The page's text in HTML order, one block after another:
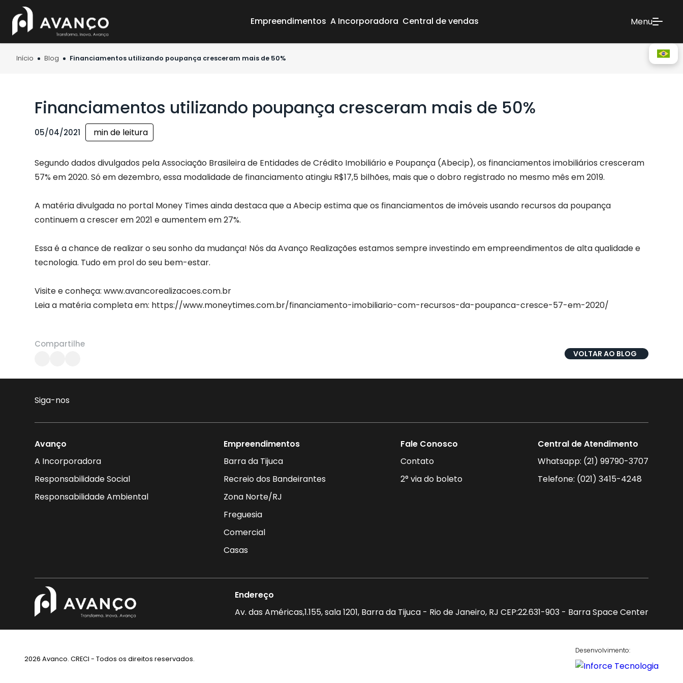
Empreendimentos A Incorporadora Central de vendas Menu
Área do Cliente
A Incorporadora
Central de vendas
Início Blog Financiamentos utilizando poupança cresceram mais de 50%
Financiamentos utilizando poupança cresceram mais de 50%
05/04/2021 min de leitura
Segundo dados divulgados pela Associação Brasileira de Entidades de Crédito Imobiliário e Poupança (Abecip), os financiamentos imobiliários cresceram
57% em 2020. Só em dezembro, essa modalidade de financiamento atingiu R$17,5 bilhões, mais que o dobro registrado no mesmo mês em 2019.
A matéria divulgada no portal Money Times ainda destaca que a Abecip estima que os financiamentos de imóveis usando recursos da poupança
continuem a crescer em 2021 e aumentem em 27%.
Essa é a chance de realizar o seu sonho da mudança! Nós da Avanço Realizações estamos sempre investindo em empreendimentos de alta qualidade e
tecnologia. Tudo em prol do seu bem-estar.
Visite e conheça: www.avancorealizacoes.com.br
Leia a matéria completa em: https://www.moneytimes.com.br/financiamento-imobiliario-com-recursos-da-poupanca-cresce-57-em-2020/
Compartilhe
VOLTAR AO BLOG
Siga-nos
Avanço
A Incorporadora
Responsabilidade Social
Responsabilidade Ambiental
Empreendimentos
Barra da Tijuca
Recreio dos Bandeirantes
Zona Norte/RJ
Freguesia
Comercial
Casas
Fale Conosco
Contato
2° via do boleto
Central de Atendimento
Whatsapp: (21) 99790-3707
Telefone: (021) 3415-4248
Endereço
Av. das Américas,1.155, sala 1201, Barra da Tijuca - Rio de Janeiro, RJ CEP:22.631-903 - Barra Space Center
2026 Avanco. CRECI - Todos os direitos reservados.
Desenvolvimento: